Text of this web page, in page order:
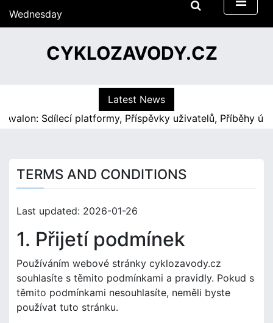
Wednesday
15/07/2026
CYKLOZAVODY.CZ
Latest News
Sdílecí platformy, Příspěvky uživatelů, Příběhy
TERMS AND CONDITIONS
Last updated: 2026-01-26
1. Přijetí podmínek
Používáním webové stránky cyklozavody.cz
souhlasíte s těmito podmínkami a pravidly. Pokud s
těmito podmínkami nesouhlasíte, neměli byste
používat tuto stránku.